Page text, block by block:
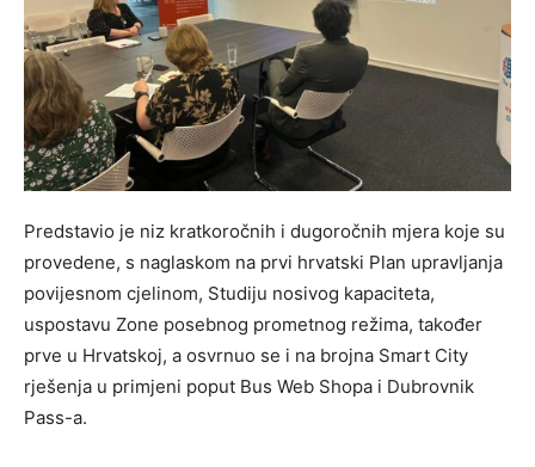
Predstavio je niz kratkoročnih i dugoročnih mjera koje su
provedene, s naglaskom na prvi hrvatski Plan upravljanja
povijesnom cjelinom, Studiju nosivog kapaciteta,
uspostavu Zone posebnog prometnog režima, također
prve u Hrvatskoj, a osvrnuo se i na brojna Smart City
rješenja u primjeni poput Bus Web Shopa i Dubrovnik
Pass-a.